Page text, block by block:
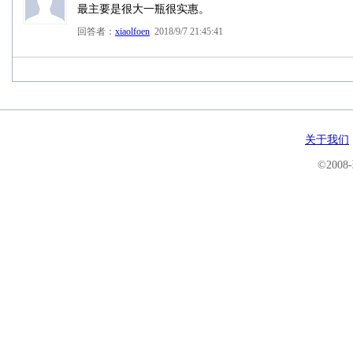
最主要是很大一瓶很实惠。
回答者： xiaolfoen 2018/9/7 21:45:41
关于我们